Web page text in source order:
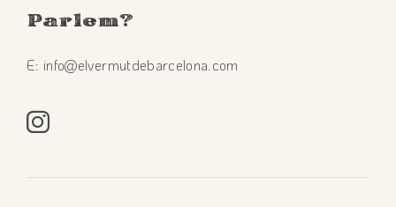
Parlem?
E: info@elvermutdebarcelona.com